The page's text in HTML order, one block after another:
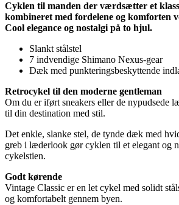
Cyklen til manden der værdsætter et
kombineret med fordelene og komforten
Cool elegance og nostalgi på to hjul.
Slankt stålstel
7 indvendige Shimano Nexus-gear
Dæk med punkteringsbeskyttende
Retrocykel til den moderne gentleman
Om du er iført sneakers eller de nypudsede
til din destination med stil.
Det enkle, slanke stel, de tynde dæk med
greb i læderlook gør cyklen til et elegant og
cykelstien.
Godt kørende
Vintage Classic er en let cykel med solidt
og komfortabelt gennem byen.